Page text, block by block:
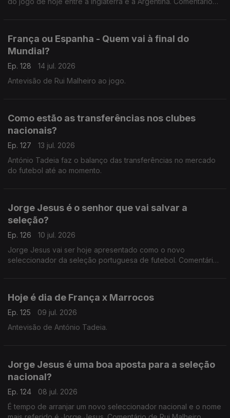
França ou Espanha - Quem vai à final do
Mundial?
Ep. 128
14 jul. 2026
Antevisão de Rui Malheiro ao jogo.
Como estão as transferências nos clubes
nacionais?
Ep. 127
13 jul. 2026
António Tadeia faz o balanço das transferências no mercado
do futebol até ao momento.
Jorge Jesus é o senhor que vai salvar a
seleção?
Ep. 126
10 jul. 2026
Jorge Jesus vai ser hoje apresentado como o novo
seleccionador da seleção portuguesa de futebol. Comentário
Hoje é dia de França x Marrocos
Ep. 125
09 jul. 2026
Antevisão de António Tadeia.
Jorge Jesus é uma boa aposta para a seleção
nacional?
Ep. 124
08 jul. 2026
É tempo de arranjar um novo seleccionador nacional e o nome